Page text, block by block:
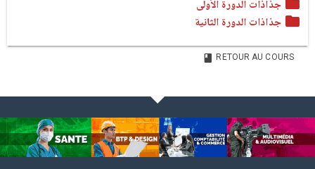
جذاذات الدورة الأولى
جذاذات الدورة الثانية
RETOUR AU COURS